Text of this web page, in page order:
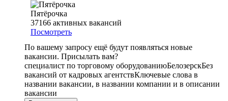
Пятёрочка
37166 активных вакансий
Посмотреть
По вашему запросу ещё будут появляться новые
вакансии. Присылать вам?
специалист по торговому оборудованиюБелозерскБез
вакансий от кадровых агентствКлючевые слова в
названии вакансии, в названии компании и в описании
вакансии